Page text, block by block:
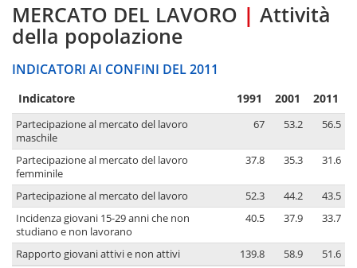
MERCATO DEL LAVORO | Attività
della popolazione
INDICATORI AI CONFINI DEL 2011
Indicatore 1991 2001 2011
Partecipazione al mercato del lavoro
maschile
67 53.2 56.5
Partecipazione al mercato del lavoro
femminile
37.8 35.3 31.6
Partecipazione al mercato del lavoro 52.3 44.2
43.5
Incidenza giovani 15-29 anni che non
studiano e non lavorano
40.5 37.9 33.7
Rapporto giovani attivi e non attivi 139.8 58.9 51.6